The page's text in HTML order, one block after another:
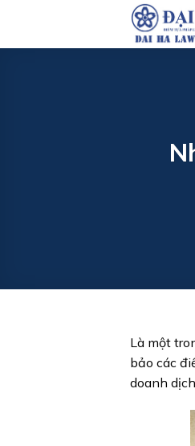
nội
Là một
bảo các
doanh